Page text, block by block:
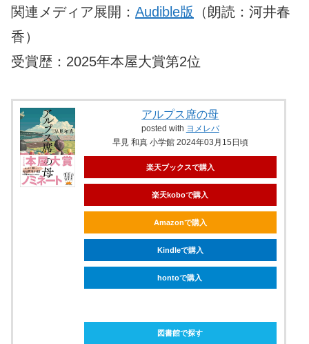
関連メディア展開： Audible版 （朗読：河井春
香）
受賞歴：2025年本屋大賞第2位
アルプス席の母
posted with ヨメレバ
早見 和真 小学館 2024年03月15日頃
楽天ブックスで購入
楽天koboで購入
Amazonで購入
Kindleで購入
hontoで購入
図書館で探す